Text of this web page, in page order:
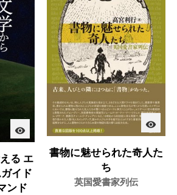
visibility
る エ
イド
ンド
visibility
書物に魅せられた奇人た
ち
英国愛書家列伝